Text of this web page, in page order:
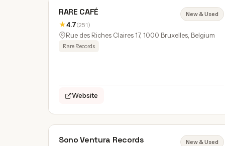
RARE CAFÉ
★4.7(251)
New & Used
Rue des Riches Claires 17, 1000 Bruxelles, Belgium
Rare Records
Website
Sono Ventura Records New & Used